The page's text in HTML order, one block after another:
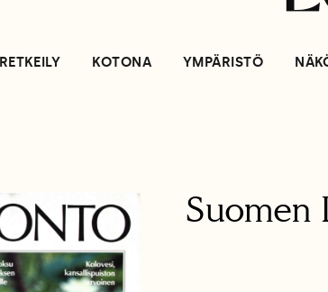
RETKEILY KOTONA YMPÄRISTÖ
Suomen